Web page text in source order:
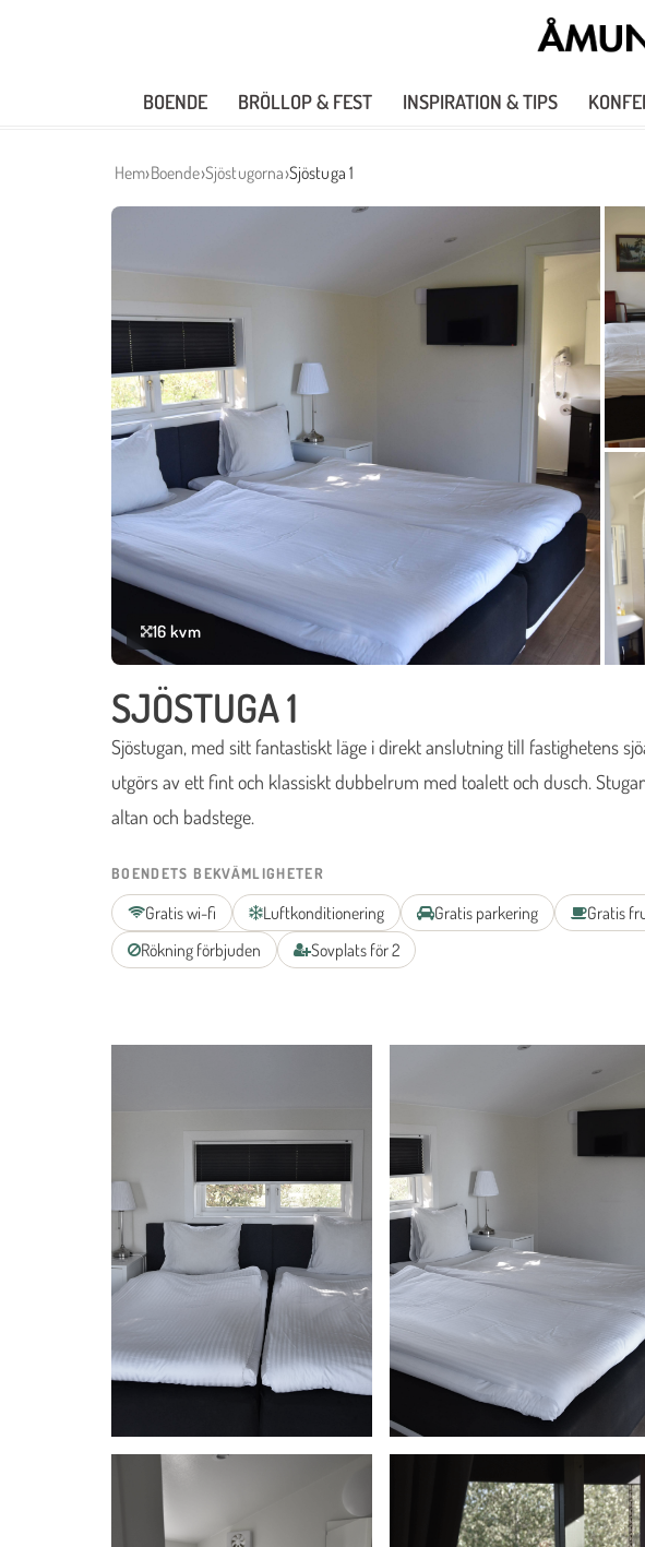
BOENDE BRÖLLOP & FEST INSPIRATION & TIPS
Hem›Boende›Sjöstugorna›Sjöstuga 1
16 kvm
SJÖSTUGA 1
Sjöstugan, med sitt fantastiskt läge i direkt anslutning till fastighetens
utgörs av ett fint och klassiskt dubbelrum med toalett och dusch.
altan och badstege.
BOENDETS BEKVÄMLIGHETER
Gratis wi-fi Luftkonditionering Gratis parkering Gratis
Rökning förbjuden
Sovplats för 2